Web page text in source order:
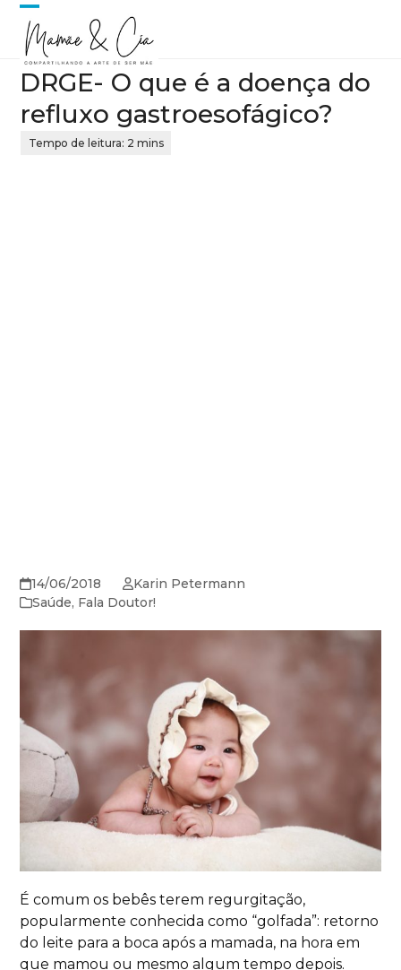
Skip
content
Open
mobile
menu
Close
mobile
menu
DRGE- O que é a doença do
refluxo gastroesofágico?
14/06/2018
Karin Petermann
Saúde, Fala Doutor!
É comum os bebês terem regurgitação,
popularmente conhecida como “golfada”: retorno
do leite para a boca após a mamada, na hora em
que mamou ou mesmo algum tempo depois.